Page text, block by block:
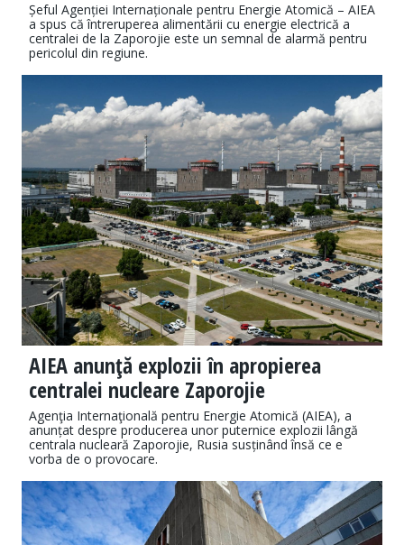
Șeful Agenției Internaționale pentru Energie Atomică – AIEA
a spus că întreruperea alimentării cu energie electrică a
centralei de la Zaporojie este un semnal de alarmă pentru
pericolul din regiune.
AIEA anunţă explozii în apropierea
centralei nucleare Zaporojie
Agenţia Internaţională pentru Energie Atomică (AIEA), a
anunțat despre producerea unor puternice explozii lângă
centrala nucleară Zaporojie, Rusia susținând însă ce e
vorba de o provocare.